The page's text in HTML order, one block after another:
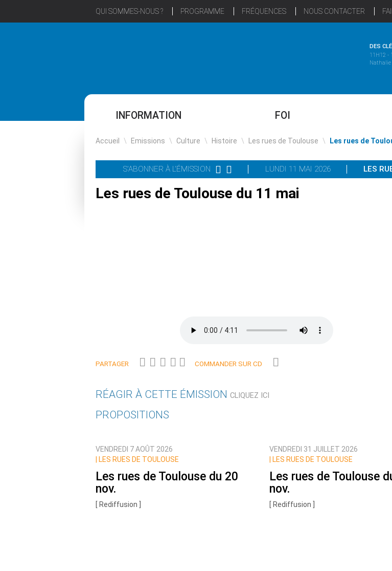
QUI SOMMES-NOUS ? PROGRAMME FRÉQUENCES NOUS CONTACTER
DES
11H12 -
Nathalie
INFORMATION FOI
Accueil \ Emissions \ Culture \ Histoire \ Les rues de Toulouse \ Les rues de
S'ABONNER À L'ÉMISSION LUNDI 11 MAI 2026 LES
Les rues de Toulouse du 11 mai
PARTAGER COMMANDER SUR CD
RÉAGIR À CETTE ÉMISSION CLIQUEZ ICI
Nom
PROPOSITIONS
VENDREDI 7 AOÛT 2026
LES RUES DE TOULOUSE
Les rues de Toulouse du 20
nov.
[ Rediffusion ]
VENDREDI 31 JUILLET 2026
LES RUES DE TOULOUSE
Les rues de Toulouse
nov.
[ Rediffusion ]